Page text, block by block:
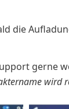
die
gerne
wird